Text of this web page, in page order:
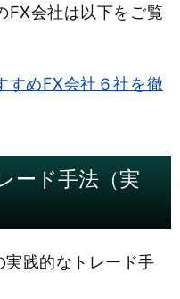
FX会社は以下をご覧
すめFX会社６社を徹
ード手法（実
践的なトレード手